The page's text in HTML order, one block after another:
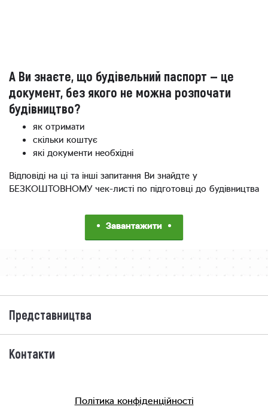
А Ви знаєте, що будівельний паспорт — це
документ, без якого не можна розпочати
будівництво?
як отримати
скільки коштує
які документи необхідні
Відповіді на ці та інші запитання Ви знайдте у
БЕЗКОШТОВНОМУ чек-листі по підготовці до будівництва
Завантажити
Представництва
Контакти
Політика конфіденційності